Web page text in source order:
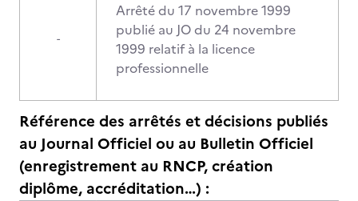
-
Arrêté du 17 novembre 1999
publié au JO du 24 novembre
1999 relatif à la licence
professionnelle
Référence des arrêtés et décisions publiés
au Journal Officiel ou au Bulletin Officiel
(enregistrement au RNCP, création
diplôme, accréditation…) :